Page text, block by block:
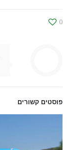
0
פוסטים קשורים